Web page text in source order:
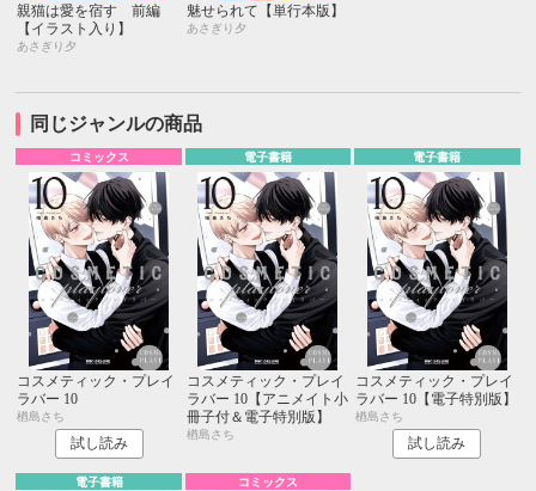
親猫は愛を宿す 前編
【イラスト入り】
あさぎり夕
魅せられて【単行本版】
あさぎり夕
同じジャンルの商品
コミックス
コスメティック・プレイ
ラバー 10
楢島さち
試し読み
電子書籍
コスメティック・プレイ
ラバー 10【アニメイト小
冊子付＆電子特別版】
楢島さち
電子書籍
コスメティック・プレイ
ラバー 10【電子特別版】
楢島さち
試し読み
電子書籍 コミックス